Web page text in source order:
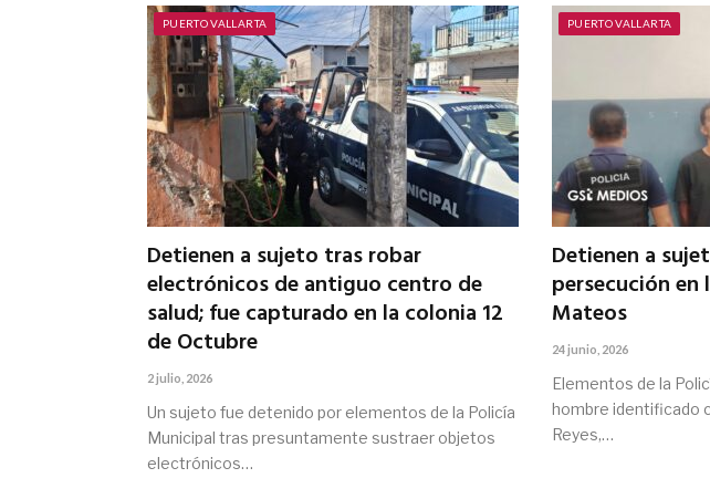
PUERTO VALLARTA
Detienen a sujeto tras robar
electrónicos de antiguo centro de
salud; fue capturado en la colonia 12
de Octubre
2 julio, 2026
Un sujeto fue detenido por elementos de la Policía
Municipal tras presuntamente sustraer objetos
electrónicos…
PUERTO VALLARTA
Detienen a
persecución en
Mateos
24 junio, 2026
Elementos de la
hombre identificado
Reyes,…